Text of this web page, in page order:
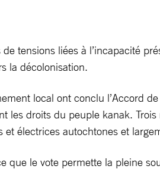
tensions liées à l’incapacité
la décolonisation.
local ont conclu l’Accord
les droits du peuple kanak.
électrices autochtones et
que le vote permette la pleine